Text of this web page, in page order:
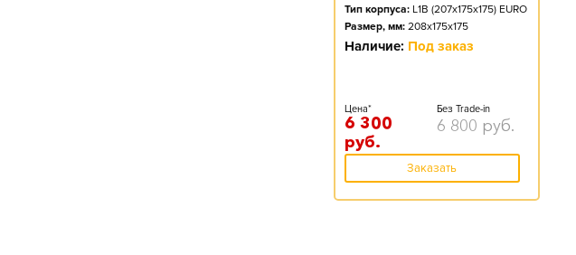
Тип корпуса: L1B (207x175x175) EURO
Размер, мм: 208x175x175
Наличие: Под заказ
Цена*
6 300
руб.
Без Trade-in
6 800 руб.
Заказать